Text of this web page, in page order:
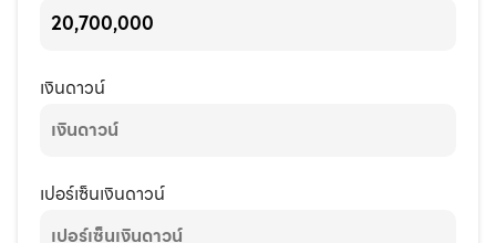
เงินดาวน์
เปอร์เซ็นเงินดาวน์